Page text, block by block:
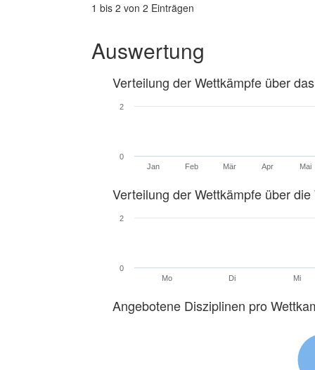
1 bis 2 von 2 Einträgen
Auswertung
Verteilung der Wettkämpfe über
Jan Feb Mär Apr Mai
0
2
Verteilung der Wettkämpfe über die
Mo Di Mi
0
2
Angebotene Disziplinen pro